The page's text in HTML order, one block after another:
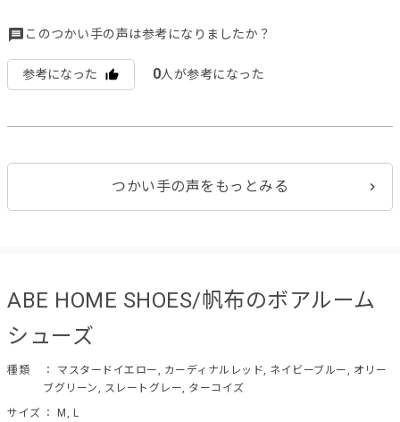
このつかい手の声は参考になりましたか？
参考になった 0人が参考になった
つかい手の声をもっとみる
ABE HOME SHOES/帆布のボアルーム
シューズ
種類
： マスタードイエロー, カーディナルレッド, ネイビーブルー, オリー
ブグリーン, スレートグレー, ターコイズ
サイズ ： M, L